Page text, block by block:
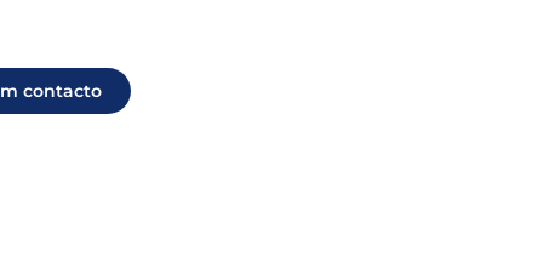
contacto